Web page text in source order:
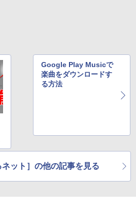
Google Play Musicで
楽曲をダウンロードす
る方法
ネット］の他の記事を見る